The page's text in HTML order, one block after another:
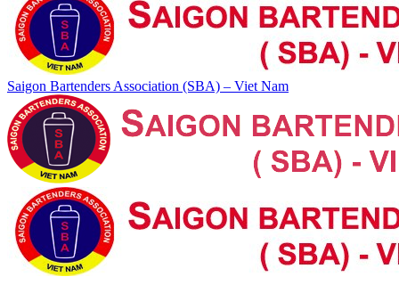
Saigon Bartenders Association (SBA) – Viet Nam